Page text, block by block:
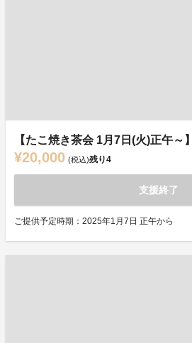
【たこ焼き茶会 1月7日(火)正午～】
¥20,000 (税込)残り4
支援終了
ご提供予定時期：2025年1月7日 正午から